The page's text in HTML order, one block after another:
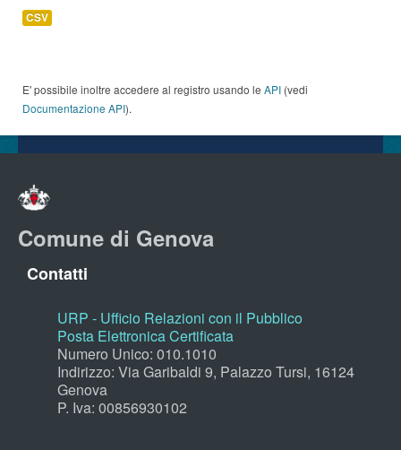
CSV
E' possibile inoltre accedere al registro usando le API (vedi
Documentazione API).
Comune di Genova
Contatti
URP - Ufficio Relazioni con il Pubblico
Posta Elettronica Certificata
Numero Unico: 010.1010
Indirizzo: Via Garibaldi 9, Palazzo Tursi, 16124
Genova
P. Iva: 00856930102